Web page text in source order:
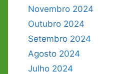
Novembro 2024
Outubro 2024
Setembro 2024
Agosto 2024
Julho 2024